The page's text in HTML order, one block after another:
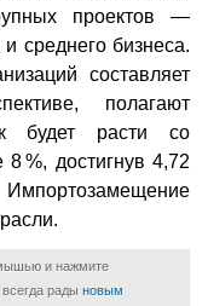
проектов —
среднего бизнеса.
составляет
полагают
будет расти со
%, достигнув 4,72
и нажмите
рады новым